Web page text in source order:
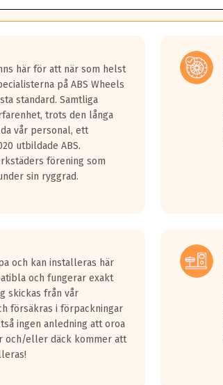
lastbilar.
på en väg där det ligger 0.5-1.5 mm vatten.
fyra billängder( ca 18meter) mellan däck med
överträffa motorljudet.
ett däck med vågar. Hög bullernivå markeras
kraven som finns i dagsläget, men är inte
här för att när som helst
på ABS Wheels
standard. Samtliga
trots den långa
vår personal, ett
utbildade ABS.
förening som
sin ryggrad.
och kan installeras här
och fungerar exakt
skickas från vår
försäkras i förpackningar
ingen anledning att oroa
och/eller däck kommer att